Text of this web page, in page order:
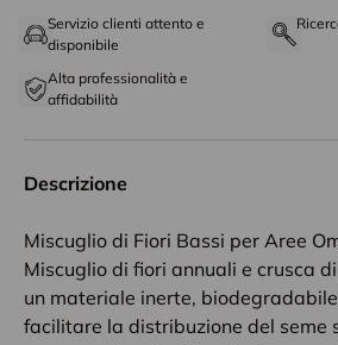
Servizio clienti attento e
disponibile
Alta professionalità e
affidabilità
Descrizione
Miscuglio di Fiori Bassi per Aree
Miscuglio di fiori annuali e crusca
un materiale inerte,
facilitare la distribuzione del seme